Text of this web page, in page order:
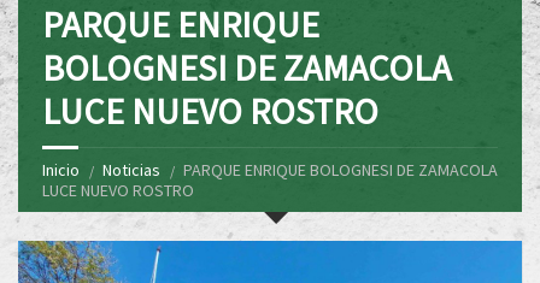
PARQUE ENRIQUE
BOLOGNESI DE ZAMACOLA
LUCE NUEVO ROSTRO
Inicio Noticias
PARQUE ENRIQUE BOLOGNESI DE ZAMACOLA
LUCE NUEVO ROSTRO